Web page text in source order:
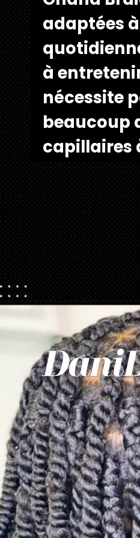
adaptées
à
nécessite
beaucoup
capillaires
adaptées
à
nécessite
beaucoup
capillaires